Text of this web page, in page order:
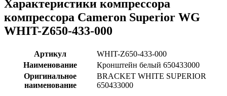
Характеристики компрессора
компрессора Cameron Superior WG
WHIT-Z650-433-000
Артикул
WHIT-Z650-433-000
Наименование
Кронштейн белый 650433000
Оригинальное
наименование
BRACKET WHITE SUPERIOR
650433000